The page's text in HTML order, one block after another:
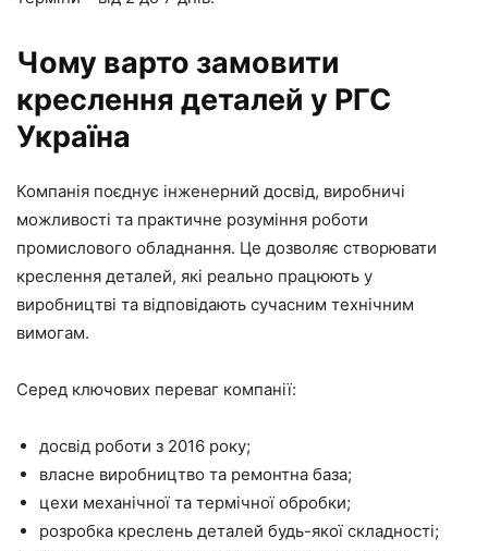
Чому варто замовити
креслення деталей у РГС
Україна
Компанія поєднує інженерний досвід, виробничі
можливості та практичне розуміння роботи
промислового обладнання. Це дозволяє створювати
креслення деталей, які реально працюють у
виробництві та відповідають сучасним технічним
вимогам.
Серед ключових переваг компанії:
досвід роботи з 2016 року;
власне виробництво та ремонтна база;
цехи механічної та термічної обробки;
розробка креслень деталей будь-якої складності;